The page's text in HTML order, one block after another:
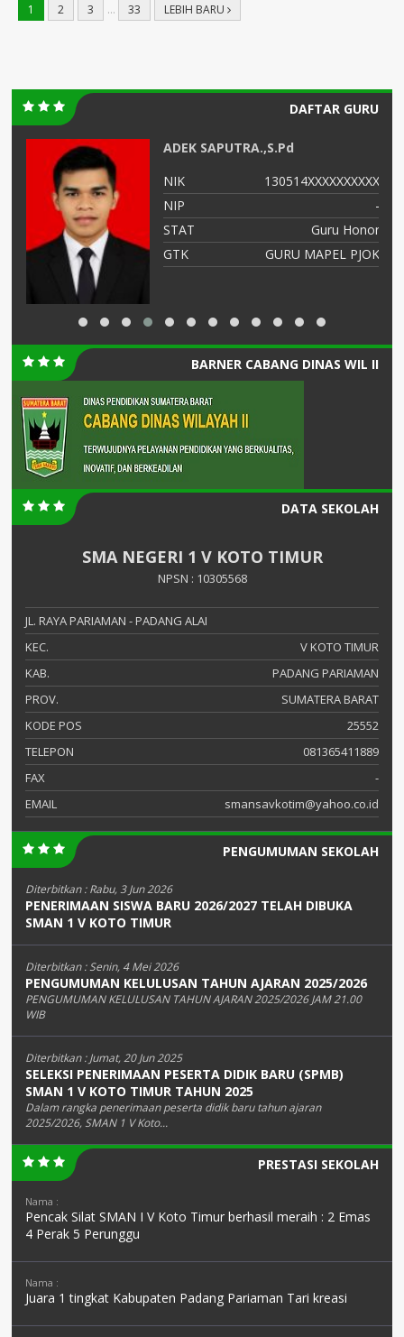
1 2 3 … 33 LEBIH BARU
DAFTAR GURU
ADEK SAPUTRA.,S.Pd
NIK
130514XXXXXXXXXX
NIP
-
STAT
Guru Honor
GTK
GURU MAPEL PJOK
BARNER CABANG DINAS WIL II
DATA SEKOLAH
SMA NEGERI 1 V KOTO TIMUR
NPSN : 10305568
JL. RAYA PARIAMAN - PADANG ALAI
KEC.
V KOTO TIMUR
KAB.
PADANG PARIAMAN
PROV.
SUMATERA BARAT
KODE POS
25552
TELEPON
081365411889
FAX
-
EMAIL
smansavkotim@yahoo.co.id
PENGUMUMAN SEKOLAH
Diterbitkan :Rabu, 3 Jun 2026
PENERIMAAN SISWA BARU 2026/2027 TELAH DIBUKA
SMAN 1 V KOTO TIMUR
Diterbitkan :Senin, 4 Mei 2026
PENGUMUMAN KELULUSAN TAHUN AJARAN 2025/2026
PENGUMUMAN KELULUSAN TAHUN AJARAN 2025/2026 JAM 21.00
WIB
Diterbitkan :Jumat, 20 Jun 2025
SELEKSI PENERIMAAN PESERTA DIDIK BARU (SPMB)
SMAN 1 V KOTO TIMUR TAHUN 2025
Dalam rangka penerimaan peserta didik baru tahun ajaran
2025/2026, SMAN 1 V Koto...
PRESTASI SEKOLAH
Nama :
Pencak Silat SMAN I V Koto Timur berhasil meraih : 2 Emas
4 Perak 5 Perunggu
Nama :
Juara 1 tingkat Kabupaten Padang Pariaman Tari kreasi